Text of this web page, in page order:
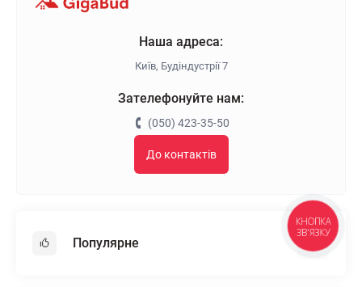
Наша адреса:
Київ, Будіндустрії 7
Зателефонуйте нам:
(050) 423-35-50
До контактів
Популярне
КНОПКА
ЗВ'ЯЗКУ